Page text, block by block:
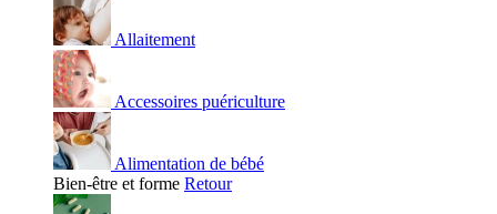
Allaitement
Accessoires puériculture
Alimentation de bébé
Bien-être et forme Retour